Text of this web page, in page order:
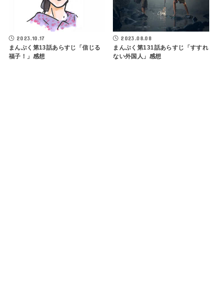
2023.10.17
まんぷく第13話あらすじ「信じる
福子！」感想
2023.08.08
まんぷく第131話あらすじ「すすれ
ない外国人」感想